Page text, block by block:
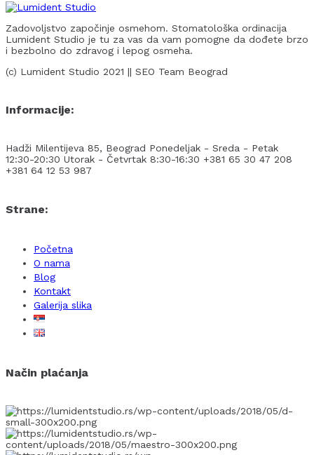
Zadovoljstvo započinje osmehom. Stomatološka ordinacija
Lumident Studio je tu za vas da vam pomogne da dođete brzo
i bezbolno do zdravog i lepog osmeha.
(c) Lumident Studio 2021 || SEO Team Beograd
Informacije:
Hadži Milentijeva 85, Beograd Ponedeljak - Sreda - Petak
12:30-20:30 Utorak - Četvrtak 8:30-16:30 +381 65 30 47 208
+381 64 12 53 987
Strane:
Početna
O nama
Blog
Kontakt
Galerija slika
Način plaćanja